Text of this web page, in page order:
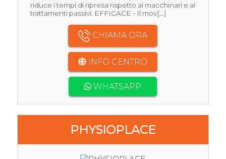
riduce i tempi di ripresa rispetto ai macchinari e ai
trattamenti passivi. EFFICACE - Il mov[...]
CHIAMA ORA
INFO CENTRO
WHATSAPP
PHYSIOPLACE